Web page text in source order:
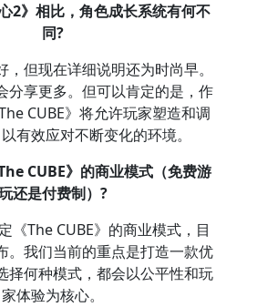
2》相比，角色成长系统有何不
同?
，但现在详细说明还为时尚早。
分享更多。但可以肯定的是，作
CUBE》将允许玩家塑造和调
有效应对不断变化的环境。
CUBE》的商业模式（免费游
还是付费制）?
《The CUBE》的商业模式，目
。我们当前的重点是打造一款优
择何种模式，都会以公平性和玩
家体验为核心。